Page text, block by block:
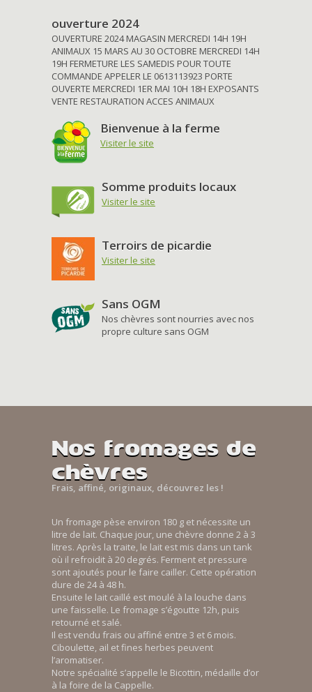
ouverture 2024
OUVERTURE 2024 MAGASIN MERCREDI 14H 19H
ANIMAUX 15 MARS AU 30 OCTOBRE MERCREDI 14H
19H FERMETURE LES SAMEDIS POUR TOUTE
COMMANDE APPELER LE 0613113923 PORTE
OUVERTE MERCREDI 1ER MAI 10H 18H EXPOSANTS
VENTE RESTAURATION ACCES ANIMAUX
Bienvenue à la ferme
Visiter le site
Somme produits locaux
Visiter le site
Terroirs de picardie
Visiter le site
Sans OGM
Nos chèvres sont nourries avec nos
propre culture sans OGM
Nos fromages de
chèvres
Frais, affiné, originaux, découvrez les !
Un fromage pèse environ 180 g et nécessite un
litre de lait. Chaque jour, une chèvre donne 2 à 3
litres. Après la traite, le lait est mis dans un tank
où il refroidit à 20 degrés. Ferment et pressure
sont ajoutés pour le faire cailler. Cette opération
dure de 24 à 48 h.
Ensuite le lait caillé est moulé à la louche dans
une faisselle. Le fromage s’égoutte 12h, puis
retourné et salé.
Il est vendu frais ou affiné entre 3 et 6 mois.
Ciboulette, ail et fines herbes peuvent
l’aromatiser.
Notre spécialité s’appelle le Bicottin, médaille d’or
à la foire de la Cappelle.